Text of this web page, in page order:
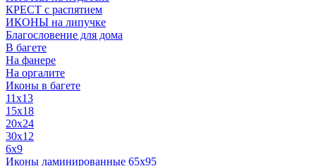
КРЕСТ с распятием
ИКОНЫ на липучке
Благословение для дома
В багете
На фанере
На оргалите
Иконы в багете
11x13
15x18
20x24
30х12
6x9
Иконы ламинированные 65x95